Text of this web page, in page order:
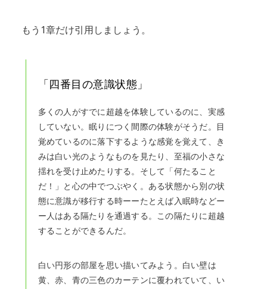
もう1章だけ引用しましょう。
「四番目の意識状態」
多くの人がすでに超越を体験しているのに、実感
していない。眠りにつく間際の体験がそうだ。目
覚めているのに落下するような感覚を覚えて、き
みは白い光のようなものを見たり、至福の小さな
揺れを受け止めたりする。そして「何たること
だ！」と心の中でつぶやく。ある状態から別の状
態に意識が移行する時ーーたとえば入眠時などー
ー人はある隔たりを通過する。この隔たりに超越
することができるんだ。
白い円形の部屋を思い描いてみよう。白い壁は
黄、赤、青の三色のカーテンに覆われていて、い